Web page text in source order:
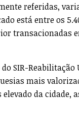
referidas,
está entre os
transacionadas
SIR-Reabilitação
mais
da cidade,